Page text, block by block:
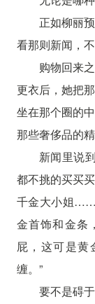
正如柳丽
看那则新闻，
购物回来
更衣后，她把
坐在那个圈的
那些奢侈品的精
新闻里说
都不挑的买买
千金大小姐
金首饰和金条
屁，这可是黄
缠。”
要不是碍